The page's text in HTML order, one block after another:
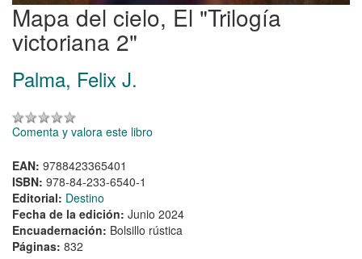
Mapa del cielo, El "Trilogía
victoriana 2"
Palma, Felix J.
Comenta y valora este libro
EAN: 9788423365401
ISBN: 978-84-233-6540-1
Editorial: Destino
Fecha de la edición: Junio 2024
Encuadernación: Bolsillo rústica
Páginas: 832